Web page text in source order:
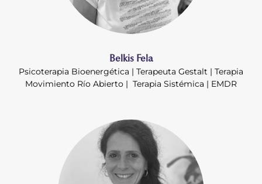
Belkis Fela
Psicoterapia Bioenergética | Terapeuta Gestalt | Terapia
Movimiento Río Abierto | Terapia Sistémica | EMDR